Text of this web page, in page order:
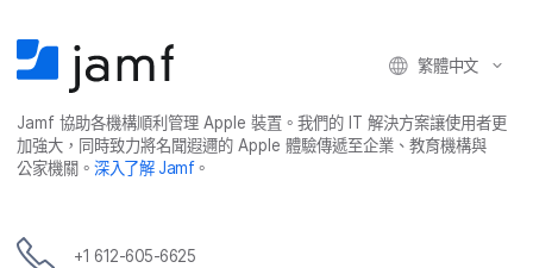
繁體​中文
Jamf協助​各​機構​順利​管理 Apple裝置。​我們​的 IT解決​方案​讓​使用​者​更​
加強​大，​同時​致力​將​名聞​遐邇​的 Apple體驗​傳遞​至​企業、​教育​機構​與​
公家​機關。深入​了​解Jamf。
+1 612-605-6625